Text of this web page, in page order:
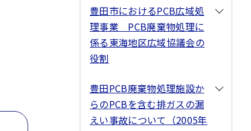
豊田市におけるPCB広域処
理事業 PCB廃棄物処理に
係る東海地区広域協議会の
役割
豊田PCB廃棄物処理施設か
らのPCBを含む排ガスの漏
えい事故について（2005年